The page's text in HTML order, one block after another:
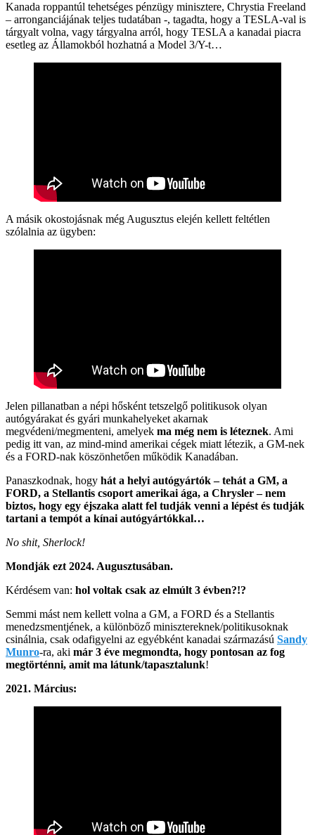
Kanada roppantúl tehetséges pénzügy minisztere, Chrystia Freeland
– arronganciájának teljes tudatában -, tagadta, hogy a TESLA-val is
tárgyalt volna, vagy tárgyalna arról, hogy TESLA a kanadai piacra
esetleg az Államokból hozhatná a Model 3/Y-t…
A másik okostojásnak még Augusztus elején kellett feltétlen
szólalnia az ügyben:
Jelen pillanatban a népi hősként tetszelgő politikusok olyan
autógyárakat és gyári munkahelyeket akarnak
megvédeni/megmenteni, amelyek ma még nem is léteznek. Ami
pedig itt van, az mind-mind amerikai cégek miatt létezik, a GM-nek
és a FORD-nak köszönhetően működik Kanadában.
Panaszkodnak, hogy hát a helyi autógyártók – tehát a GM, a
FORD, a Stellantis csoport amerikai ága, a Chrysler – nem
biztos, hogy egy éjszaka alatt fel tudják venni a lépést és tudják
tartani a tempót a kínai autógyártókkal…
No shit, Sherlock!
Mondják ezt 2024. Augusztusában.
Kérdésem van: hol voltak csak az elmúlt 3 évben?!?
Semmi mást nem kellett volna a GM, a FORD és a Stellantis
menedzsmentjének, a különböző minisztereknek/politikusoknak
csinálnia, csak odafigyelni az egyébként kanadai származású Sandy
Munro-ra, aki már 3 éve megmondta, hogy pontosan az fog
megtörténni, amit ma látunk/tapasztalunk!
2021. Március: